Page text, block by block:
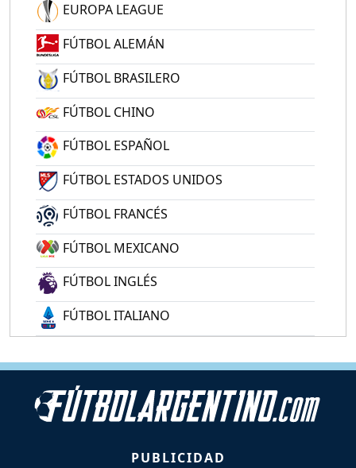
EUROPA LEAGUE
FÚTBOL ALEMÁN
FÚTBOL BRASILERO
FÚTBOL CHINO
FÚTBOL ESPAÑOL
FÚTBOL ESTADOS UNIDOS
FÚTBOL FRANCÉS
FÚTBOL MEXICANO
FÚTBOL INGLÉS
FÚTBOL ITALIANO
PUBLICIDAD